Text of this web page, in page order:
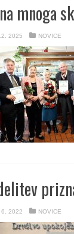
mnoga
2025 NOVICE
6. 2022 NOVICE